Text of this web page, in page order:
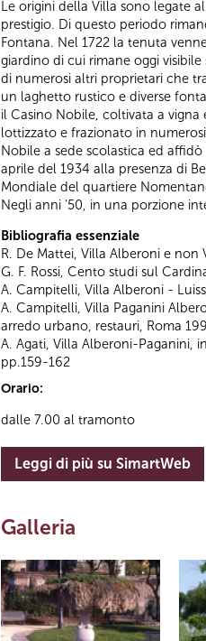
Le origini della Villa sono legate
prestigio. Di questo periodo
Fontana. Nel 1722 la tenuta
giardino di cui rimane oggi
di numerosi altri proprietari che
un laghetto rustico e diverse
il Casino Nobile, coltivata a
lottizzato e frazionato in
Nobile a sede scolastica ed
aprile del 1934 alla presenza di
Mondiale del quartiere
Negli anni '50, in una porzione
Bibliografia essenziale
R. De Mattei, Villa Alberoni e non
G. F. Rossi, Cento studi sul
A. Campitelli, Villa Alberoni -
A. Campitelli, Villa Paganini
arredo urbano, restauri, Roma
A. Agati, Villa Alberoni-Paganini,
pp.159-162
Orario:
dalle 7.00 al tramonto
Leggi di più su SimartWeb
Galleria